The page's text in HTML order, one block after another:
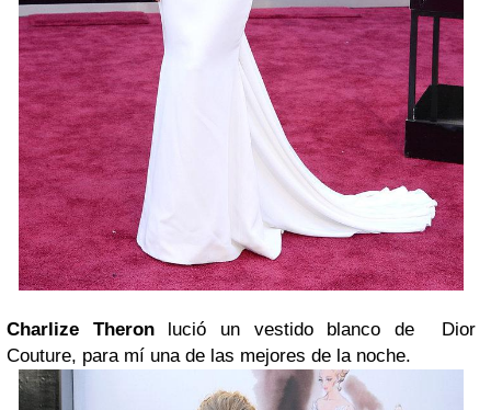
Charlize Theronlució un vestido blanco de Dior
Couture, para mí una de las mejores de la noche.